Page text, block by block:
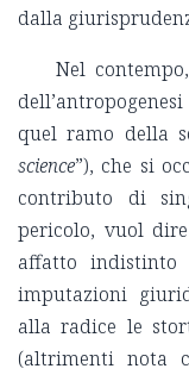
dalla
Nel
quel ramo della
science”), che si
contributo di
pericolo, vuol
affatto indistinto
imputazioni
alla radice le
(altrimenti nota